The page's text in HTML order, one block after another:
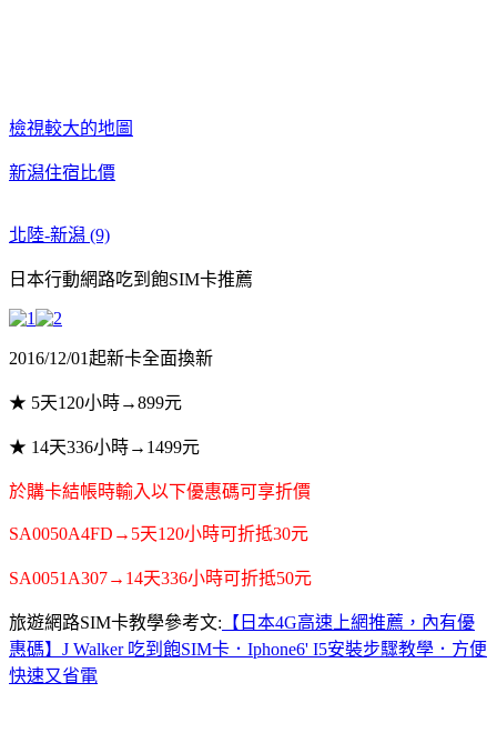
檢視較大的地圖
新潟住宿比價
北陸-新潟 (9)
日本行動網路吃到飽SIM卡推薦
2016/12/01起新卡全面換新
★ 5天120小時→899元
★ 14天336小時→1499元
於購卡結帳時輸入以下優惠碼可享折價
SA0050A4FD →5天120小時可折抵30元
SA0051A307→14天336小時可折抵50元
旅遊網路SIM卡教學參考文: 【日本4G高速上網推薦，內有優
惠碼】J Walker 吃到飽SIM卡．Iphone6' I5安裝步驟教學．方便
快速又省電